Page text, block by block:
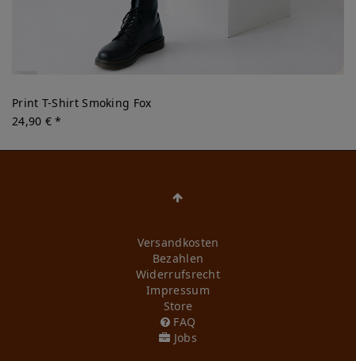
Print T-Shirt Smoking Fox
24,90 € *
Versandkosten
Bezahlen
Widerrufs­recht
Impressum
Store
FAQ
Jobs